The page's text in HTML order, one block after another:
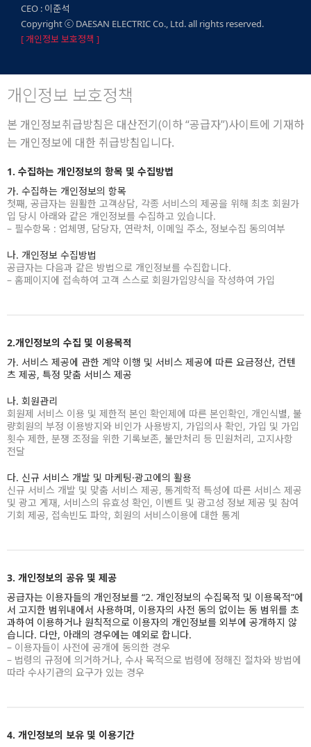
CEO : 이준석
Copyright ⓒ DAESAN ELECTRIC Co., Ltd. all rights reserved.
[ 개인정보 보호정책 ]
개인정보 보호정책
본 개인정보취급방침은 대산전기(이하 “공급자”)사이트에 기재하
는 개인정보에 대한 취급방침입니다.
1. 수집하는 개인정보의 항목 및 수집방법
가. 수집하는 개인정보의 항목
첫째, 공급자는 원활한 고객상담, 각종 서비스의 제공을 위해 최초 회원가
입 당시 아래와 같은 개인정보를 수집하고 있습니다.
– 필수항목 : 업체명, 담당자, 연락처, 이메일 주소, 정보수집 동의여부
나. 개인정보 수집방법
공급자는 다음과 같은 방법으로 개인정보를 수집합니다.
– 홈페이지에 접속하여 고객 스스로 회원가입양식을 작성하여 가입
2.개인정보의 수집 및 이용목적
가. 서비스 제공에 관한 계약 이행 및 서비스 제공에 따른 요금정산, 컨텐
츠 제공, 특정 맞춤 서비스 제공
나. 회원관리
회원제 서비스 이용 및 제한적 본인 확인제에 따른 본인확인, 개인식별, 불
량회원의 부정 이용방지와 비인가 사용방지, 가입의사 확인, 가입 및 가입
횟수 제한, 분쟁 조정을 위한 기록보존, 불만처리 등 민원처리, 고지사항
전달
다. 신규 서비스 개발 및 마케팅·광고에의 활용
신규 서비스 개발 및 맞춤 서비스 제공, 통계학적 특성에 따른 서비스 제공
및 광고 게재, 서비스의 유효성 확인, 이벤트 및 광고성 정보 제공 및 참여
기회 제공, 접속빈도 파악, 회원의 서비스이용에 대한 통계
3. 개인정보의 공유 및 제공
공급자는 이용자들의 개인정보를 “2. 개인정보의 수집목적 및 이용목적”에
서 고지한 범위내에서 사용하며, 이용자의 사전 동의 없이는 동 범위를 초
과하여 이용하거나 원칙적으로 이용자의 개인정보를 외부에 공개하지 않
습니다. 다만, 아래의 경우에는 예외로 합니다.
– 이용자들이 사전에 공개에 동의한 경우
– 법령의 규정에 의거하거나, 수사 목적으로 법령에 정해진 절차와 방법에
따라 수사기관의 요구가 있는 경우
4. 개인정보의 보유 및 이용기간